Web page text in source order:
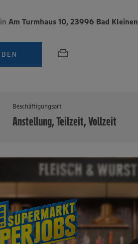
inAm Turmhaus 10, 23996 Bad Kleinen
Beschäftigungsart
Anstellung, Teilzeit, Vollzeit